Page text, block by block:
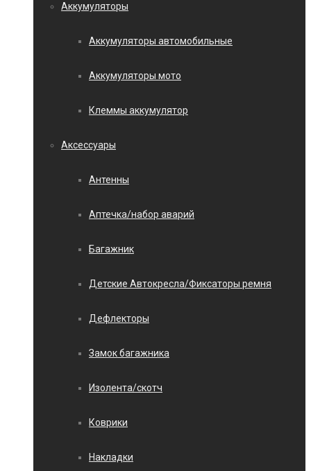
Аккумуляторы
Аккумуляторы автомобильные
Аккумуляторы мото
Клеммы аккумулятор
Аксессуары
Антенны
Аптечка/набор аварий
Багажник
Детские Автокресла/Фиксаторы ремня
Дефлекторы
Замок багажника
Изолента/скотч
Коврики
Накладки